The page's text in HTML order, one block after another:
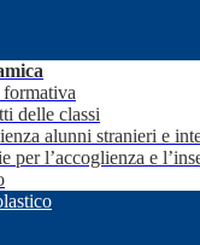
delle classi
alunni stranieri e
per l’accoglienza e